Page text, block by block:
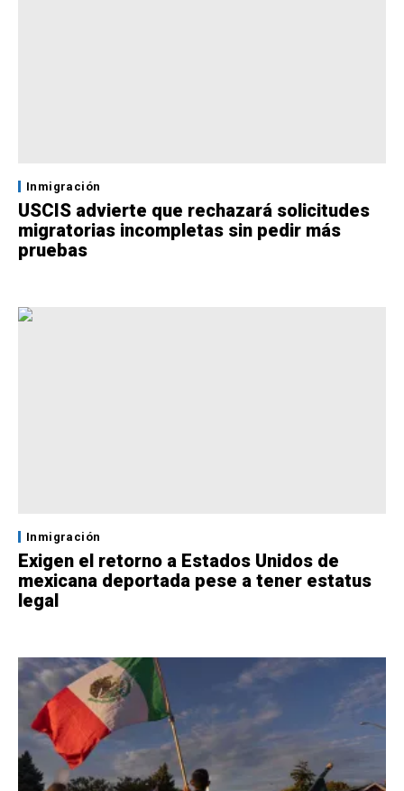
Inmigración
USCIS advierte que rechazará solicitudes
migratorias incompletas sin pedir más
pruebas
Inmigración
Exigen el retorno a Estados Unidos de
mexicana deportada pese a tener estatus
legal